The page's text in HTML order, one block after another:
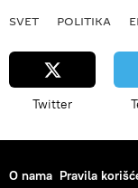
SVET POLITIKA
Twitter
O nama Pravila